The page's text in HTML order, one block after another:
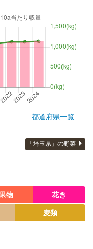
都道府県一覧
「埼玉県」の野菜
物 花き
麦類